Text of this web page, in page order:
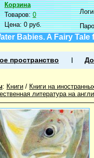
Корзина
Товаров:0
Цена:0 руб.
Babies. A Fairy
пространство
: Книги / Книги на
литература на